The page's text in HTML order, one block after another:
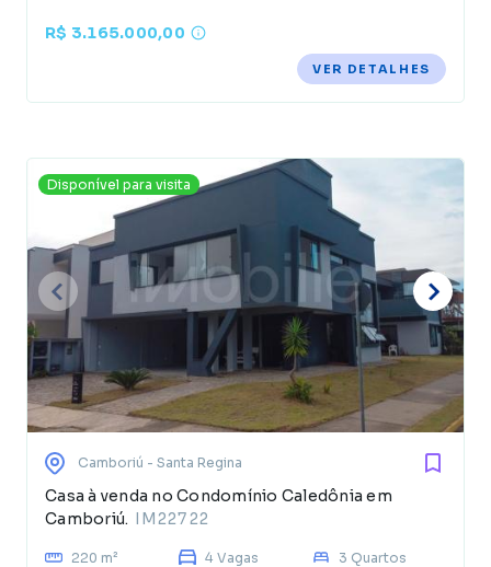
R$ 3.165.000,00
VER DETALHES
Disponível para visita
Camboriú - Santa Regina
Casa à venda no Condomínio Caledônia em
Camboriú. IM22722
220 m² 4 Vagas
3 Quartos